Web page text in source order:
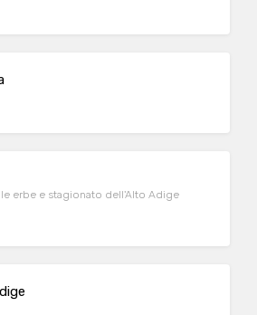
erbe e stagionato dell'Alto Adige